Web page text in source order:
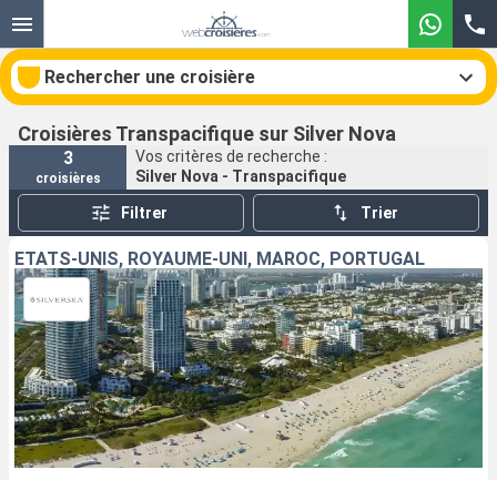
Rechercher une croisière
Nos destinations
Mois de départ
Ports Compagnies
Rechercher
Croisières Transpacifique sur Silver Nova
3
croisières
Vos critères de recherche :
Silver Nova - Transpacifique
Filtrer Trier
ÉTATS-UNIS, ROYAUME-UNI, MAROC, PORTUGAL